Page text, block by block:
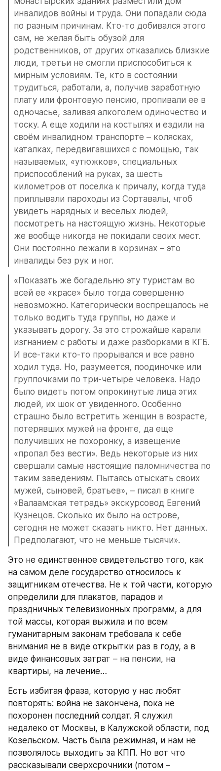
инвалидов войны и труда. Они попадали сюда
по разным причинам. Кто-то добивался этого
сам, не желая быть обузой для
родственников, от других отказались близкие
люди, третьи не смогли приспособиться к
мирным условиям. Те, кто в состоянии
трудиться, работали, а, получив заработную
плату или фронтовую пенсию, пропивали ее в
одночасье, заливая алкоголем одиночество и
тоску. А еще ходили на костылях и ездили на
своём инвалидном транспорте – колясках,
каталках, передвигавшихся с помощью, так
называемых, «утюжков», специальных
приспособлений на руках, за шесть
километров от поселка к причалу, когда туда
приплывали пароходы из Сортавалы, чтоб
увидеть нарядных и веселых людей,
посмотреть на настоящую жизнь. Некоторые
же вообще никогда не покидали своих мест.
Они постоянно лежали в корзинах – это
инвалиды без рук и ног.
«Показать же богадельню эту туристам во
всей ее «красе» было тогда совершенно
невозможно. Категорически воспрещалось не
только водить туда группы, но даже и
указывать дорогу. За это строжайше карали
изгнанием с работы и даже разборками в КГБ.
И все-таки кто-то прорывался и все равно
ходил туда. Но, разумеется, поодиночке или
группочками по три-четыре человека. Надо
было видеть потом опрокинутые лица этих
людей, их шок от увиденного. Особенно
страшно было встретить женщин в возрасте,
потерявших мужей на фронте, да еще
получивших не похоронку, а извещение
«пропал без вести». Ведь некоторые из них
свершали самые настоящие паломничества по
таким заведениям. Пытаясь отыскать своих
мужей, сыновей, братьев», – писал в книге
«Валаамская тетрадь» экскурсовод Евгений
Кузнецов. Сколько их было на острове,
сегодня не может сказать никто. Нет данных.
Предполагают, что не меньше тысячи».
Это не единственное свидетельство того, как
на самом деле государство относилось к
защитникам отечества. Не к той части, которую
определили для плакатов, парадов и
праздничных телевизионных программ, а для
той массы, которая выжила и по всем
гуманитарным законам требовала к себе
внимания не в виде открытки раз в году, а в
виде финансовых затрат – на пенсии, на
квартиры, на лечение…
Есть избитая фраза, которую у нас любят
повторять: война не закончена, пока не
похоронен последний солдат. Я служил
недалеко от Москвы, в Калужской области, под
Козельском. Часть была режимная, и нам не
позволялось выходить за КПП. Но вот что
рассказывали сверхсрочники (потом –